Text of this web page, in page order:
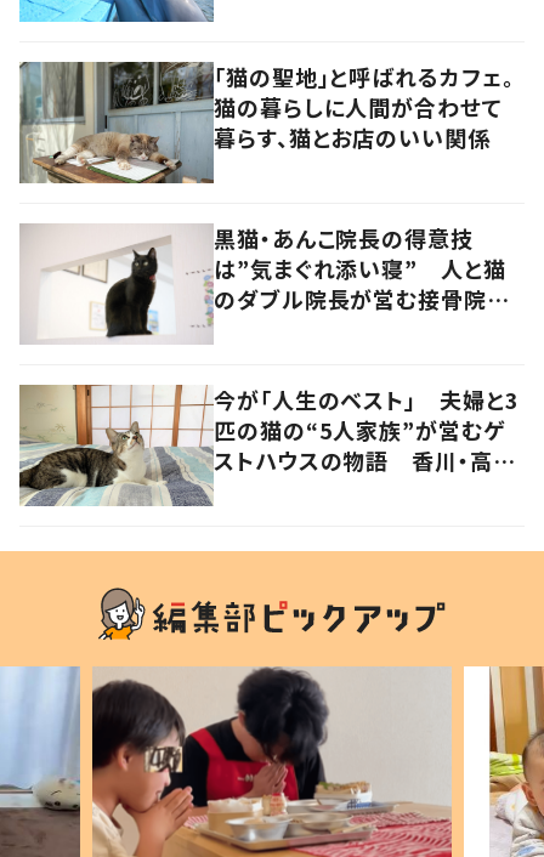
「猫の聖地」と呼ばれるカフェ。
猫の暮らしに人間が合わせて
暮らす、猫とお店のいい関係
黒猫・あんこ院長の得意技
は”気まぐれ添い寝” 人と猫
のダブル院長が営む接骨院
今が「人生のベスト」 夫婦と3
匹の猫の“5人家族”が営むゲ
ストハウスの物語 香川・高松